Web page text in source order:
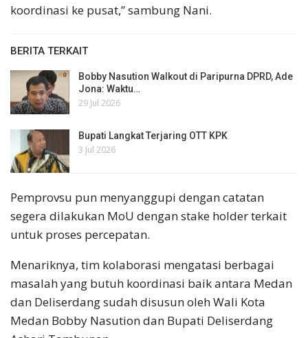
koordinasi ke pusat,” sambung Nani.
BERITA TERKAIT
Bobby Nasution Walkout di Paripurna DPRD, Ade
Jona: Waktu…
29 Jul 2026
Bupati Langkat Terjaring OTT KPK
3 Jul 2026
Pemprovsu pun menyanggupi dengan catatan
segera dilakukan MoU dengan stake holder terkait
untuk proses percepatan.
Menariknya, tim kolaborasi mengatasi berbagai
masalah yang butuh koordinasi baik antara Medan
dan Deliserdang sudah disusun oleh Wali Kota
Medan Bobby Nasution dan Bupati Deliserdang